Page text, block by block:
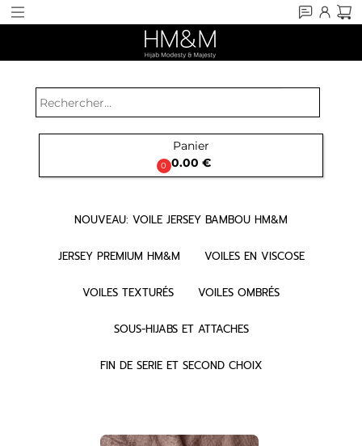
0
Panier
0.00 €
NOUVEAU: VOILE JERSEY BAMBOU HM&M
JERSEY PREMIUM HM&M VOILES EN VISCOSE
VOILES TEXTURÉS VOILES OMBRÉS
SOUS-HIJABS ET ATTACHES
FIN DE SERIE ET SECOND CHOIX